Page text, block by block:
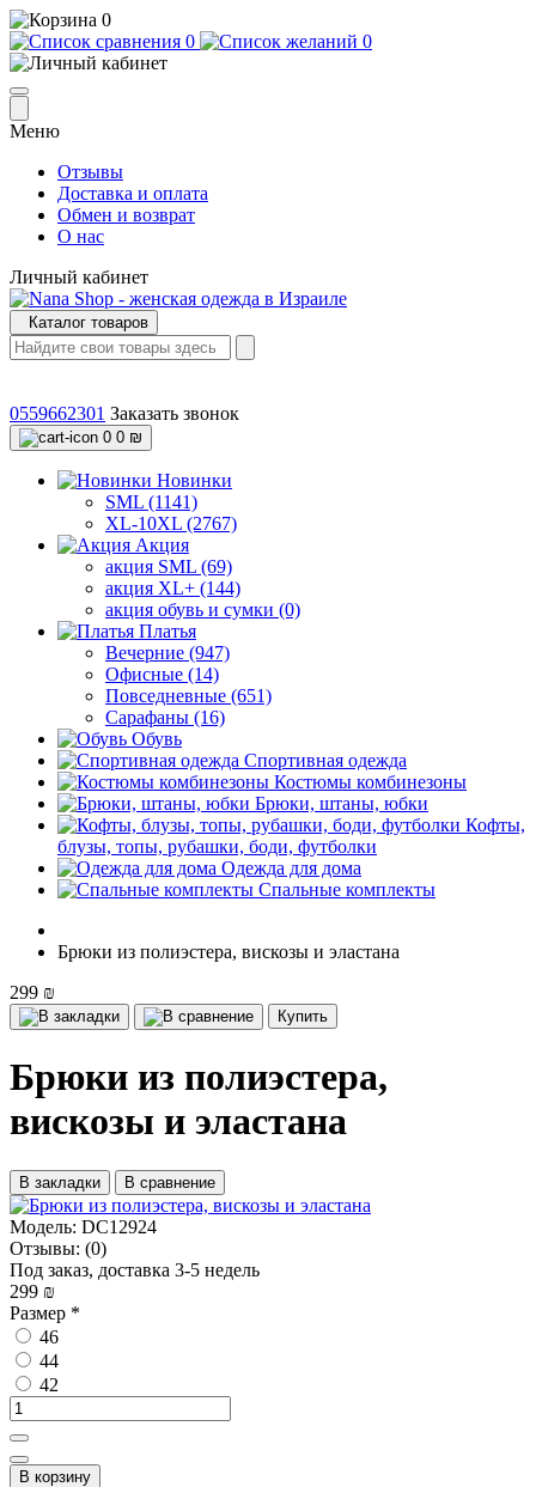
0
0
0
Меню
Отзывы
Доставка и оплата
Обмен и возврат
О нас
Личный кабинет
Каталог товаров
0559662301 Заказать звонок
0 0 ₪
Новинки
SML (1141)
XL-10XL (2767)
Акция
акция SML (69)
акция XL+ (144)
акция обувь и сумки (0)
Платья
Вечерние (947)
Офисные (14)
Повседневные (651)
Сарафаны (16)
Обувь
Спортивная одежда
Костюмы комбинезоны
Брюки, штаны, юбки
Кофты,
блузы, топы, рубашки, боди, футболки
Одежда для дома
Спальные комплекты
Брюки из полиэстера, вискозы и эластана
299 ₪
Купить
Брюки из полиэстера,
вискозы и эластана
В закладки В сравнение
Модель: DC12924
Отзывы: (0)
Под заказ, доставка 3-5 недель
299 ₪
Размер *
46
44
42
В корзину